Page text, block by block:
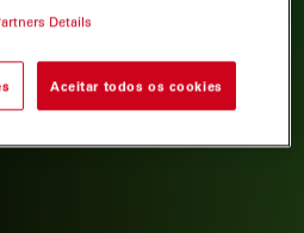
Details
Aceitar todos os cookies